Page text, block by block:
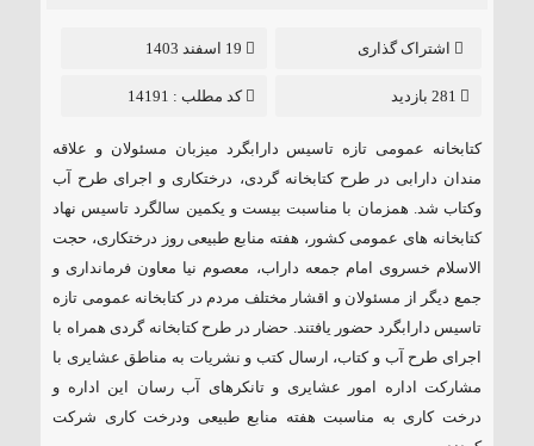
فرماندار ویژه شهرستان
اشتراک گذاری
کد مطلب : 14191
کتابخانه عمومی تازه تاسیس دارابگرد میزبان مسئولان و علاقه
مندان دارابی در طرح کتابخانه گردی، درختکاری و اجرای طرح آب
وکتاب شد. همزمان با مناسبت بیست و یکمین سالگرد تاسیس نهاد
کتابخانه های عمومی کشور، هفته منابع طبیعی روز درختکاری، حجت
الاسلام خسروی امام جمعه داراب، معصوم نیا معاون فرمانداری و
جمع دیگر از مسئولان و اقشار مختلف مردم در کتابخانه عمومی تازه
تاسیس دارابگرد حضور یافتند. حضار در طرح کتابخانه گردی همراه با
اجرای طرح آب و کتاب، ارسال کتب و نشریات به مناطق عشایری با
مشارکت اداره امور عشایری و تانکرهای آب رسان این اداره و
درخت کاری به مناسبت هفته منابع طبیعی ودرخت کاری شرکت